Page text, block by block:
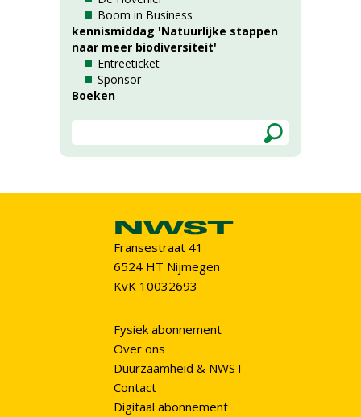
Boom in Business
kennismiddag 'Natuurlijke stappen
naar meer biodiversiteit'
Entreeticket
Sponsor
Boeken
Fransestraat 41
6524 HT Nijmegen
KvK 10032693
Fysiek abonnement
Over ons
Duurzaamheid & NWST
Contact
Digitaal abonnement